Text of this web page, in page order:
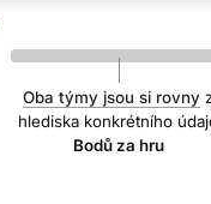
Oba týmy jsou si rovny
hlediska konkrétního
Bodů za hru